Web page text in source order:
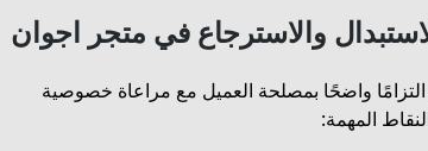
والاسترجاع في متجر اجوان
واضحًا بمصلحة العميل مع مراعاة خصوصية
المهمة: